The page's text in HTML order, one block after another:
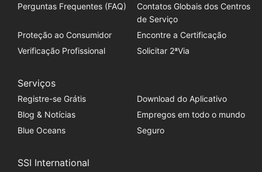
Perguntas Frequentes (FAQ)
Contatos Globais dos Centros
de Serviço
Proteção ao Consumidor
Encontre a Certificação
Verificação Profissional
Solicitar 2ªVia
Serviços
Registre-se Grátis
Download do Aplicativo
Blog & Notícias
Empregos em todo o mundo
Blue Oceans
Seguro
SSI International